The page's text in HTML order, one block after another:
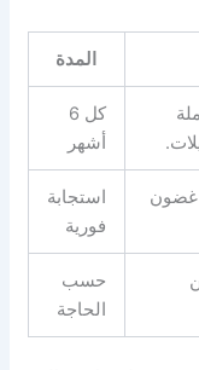
المدة
كل 6
أشهر
غضون
استجابة
فورية
حسب
الحاجة